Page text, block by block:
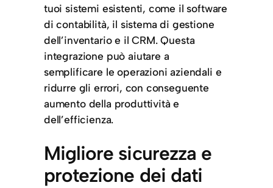
tuoi sistemi esistenti, come il software
di contabilità, il sistema di gestione
dell’inventario e il CRM. Questa
integrazione può aiutare a
semplificare le operazioni aziendali e
ridurre gli errori, con conseguente
aumento della produttività e
dell’efficienza.
Migliore sicurezza e
protezione dei dati